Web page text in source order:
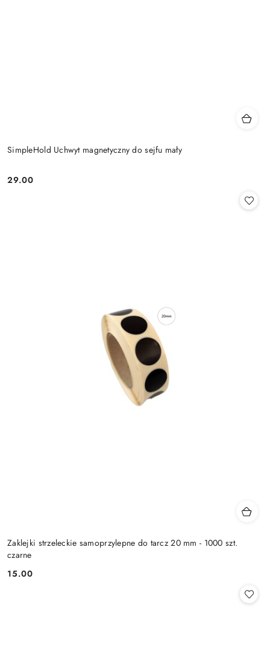
SimpleHold Uchwyt magnetyczny do sejfu mały
Cena:
29.00
Zaklejki strzeleckie samoprzylepne do tarcz 20 mm - 1000 szt.
czarne
Cena:
15.00